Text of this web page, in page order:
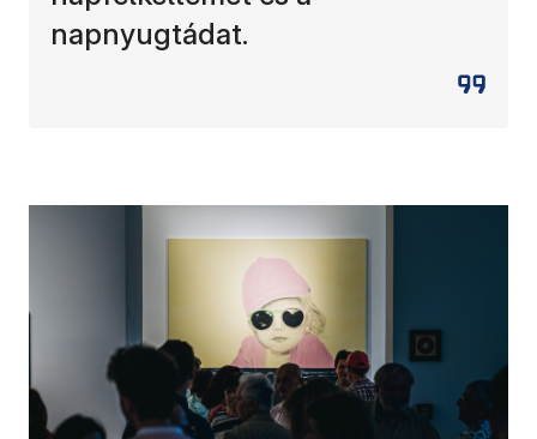
napnyugtádat.